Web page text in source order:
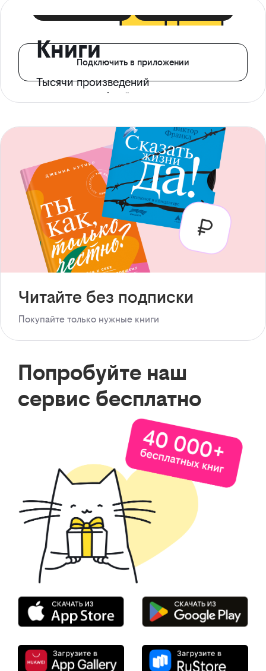
Книги
Тысячи произведений
с доступом офлайн
Подключить в приложении
Читайте без подписки
Покупайте только нужные книги
Попробуйте наш
сервис бесплатно